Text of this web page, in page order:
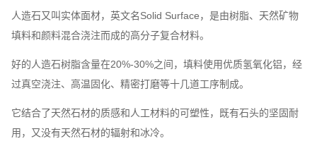
人造石又叫实体面材，英文名Solid Surface，是由树脂、天然矿物
填料和颜料混合浇注而成的高分子复合材料。
好的人造石树脂含量在20%-30%之间，填料使用优质氢氧化铝，经
过真空浇注、高温固化、精密打磨等十几道工序制成。
它结合了天然石材的质感和人工材料的可塑性，既有石头的坚固耐
用，又没有天然石材的辐射和冰冷。